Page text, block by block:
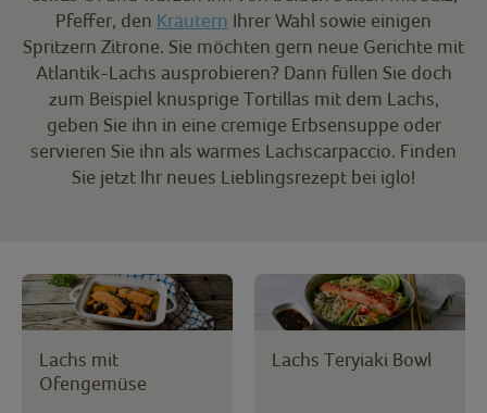
Pfeffer, den Kräutern Ihrer Wahl sowie einigen
Spritzern Zitrone. Sie möchten gern neue Gerichte mit
Atlantik-Lachs ausprobieren? Dann füllen Sie doch
zum Beispiel knusprige Tortillas mit dem Lachs,
geben Sie ihn in eine cremige Erbsensuppe oder
servieren Sie ihn als warmes Lachscarpaccio. Finden
Sie jetzt Ihr neues Lieblingsrezept bei iglo!
Lachs mit
Ofengemüse
Lachs Teryiaki Bowl